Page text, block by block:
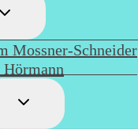
Untermenü
umschalten
Mossner-Schneider
Untermenü
umschalten